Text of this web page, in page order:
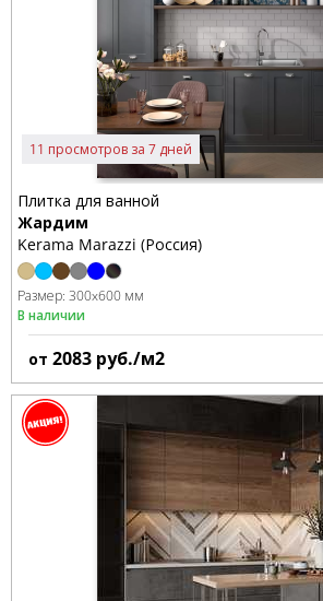
11 просмотров за 7 дней
Плитка для ванной
Жардим
Kerama Marazzi (Россия)
Размер: 300x600 мм
В наличии
от 2083 руб./м2